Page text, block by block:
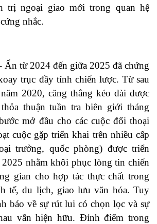
trị ngoại giao mới trong quan hệ
nhắc.
Ấn từ 2024 đến giữa 2025 đã chứng
trục đầy tính chiến lược. Từ sau
2020, căng thẳng kéo dài được
thuận tuần tra biên giới tháng
mở đầu cho các cuộc đối thoại
cuộc gặp triển khai trên nhiều cấp
trưởng, quốc phòng) được triển
nhằm khôi phục lòng tin chiến
gian cho hợp tác thực chất trong
tế, du lịch, giao lưu văn hóa. Tuy
báo về sự rút lui có chọn lọc và sự
vẫn hiện hữu. Đỉnh điểm trong